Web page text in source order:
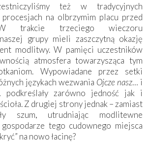
też w tradycyjnych
na olbrzymim placu przed
trakcie trzeciego wieczoru
grupy mieli zaszczytną okazję
modlitwy. W pamięci uczestników
atmosfera towarzysząca tym
Wypowiadane przez setki
językach wezwania Ojcze nasz… i
podkreślały zarówno jedność jak i
Z drugiej strony jednak – zamiast
szum, utrudniając modlitewne
tego cudownego miejsca
na nowo łacinę?